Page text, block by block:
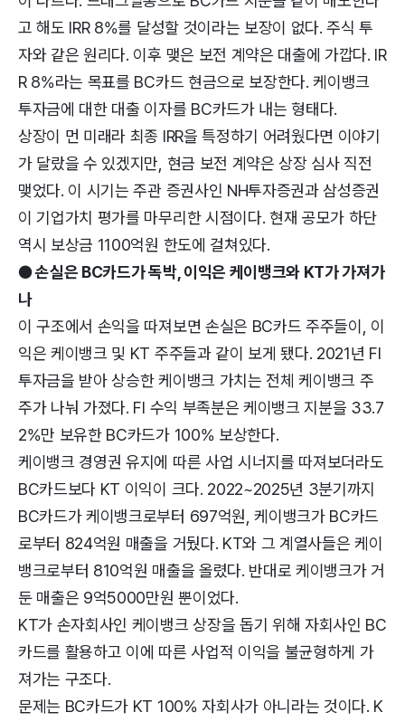
고 해도 IRR 8%를 달성할 것이라는 보장이 없다. 주식 투
자와 같은 원리다. 이후 맺은 보전 계약은 대출에 가깝다. IR
R 8%라는 목표를 BC카드 현금으로 보장한다. 케이뱅크
투자금에 대한 대출 이자를 BC카드가 내는 형태다.
상장이 먼 미래라 최종 IRR을 특정하기 어려웠다면 이야기
가 달랐을 수 있겠지만, 현금 보전 계약은 상장 심사 직전
맺었다. 이 시기는 주관 증권사인 NH투자증권과 삼성증권
이 기업가치 평가를 마무리한 시점이다. 현재 공모가 하단
역시 보상금 1100억원 한도에 걸쳐있다.
● 손실은 BC카드가 독박, 이익은 케이뱅크와 KT가 가져가
나
이 구조에서 손익을 따져보면 손실은 BC카드 주주들이, 이
익은 케이뱅크 및 KT 주주들과 같이 보게 됐다. 2021년 FI
투자금을 받아 상승한 케이뱅크 가치는 전체 케이뱅크 주
주가 나눠 가졌다. FI 수익 부족분은 케이뱅크 지분을 33.7
2%만 보유한 BC카드가 100% 보상한다.
케이뱅크 경영권 유지에 따른 사업 시너지를 따져보더라도
BC카드보다 KT 이익이 크다. 2022~2025년 3분기까지
BC카드가 케이뱅크로부터 697억원, 케이뱅크가 BC카드
로부터 824억원 매출을 거뒀다. KT와 그 계열사들은 케이
뱅크로부터 810억원 매출을 올렸다. 반대로 케이뱅크가 거
둔 매출은 9억5000만원 뿐이었다.
KT가 손자회사인 케이뱅크 상장을 돕기 위해 자회사인 BC
카드를 활용하고 이에 따른 사업적 이익을 불균형하게 가
져가는 구조다.
문제는 BC카드가 KT 100% 자회사가 아니라는 것이다. K